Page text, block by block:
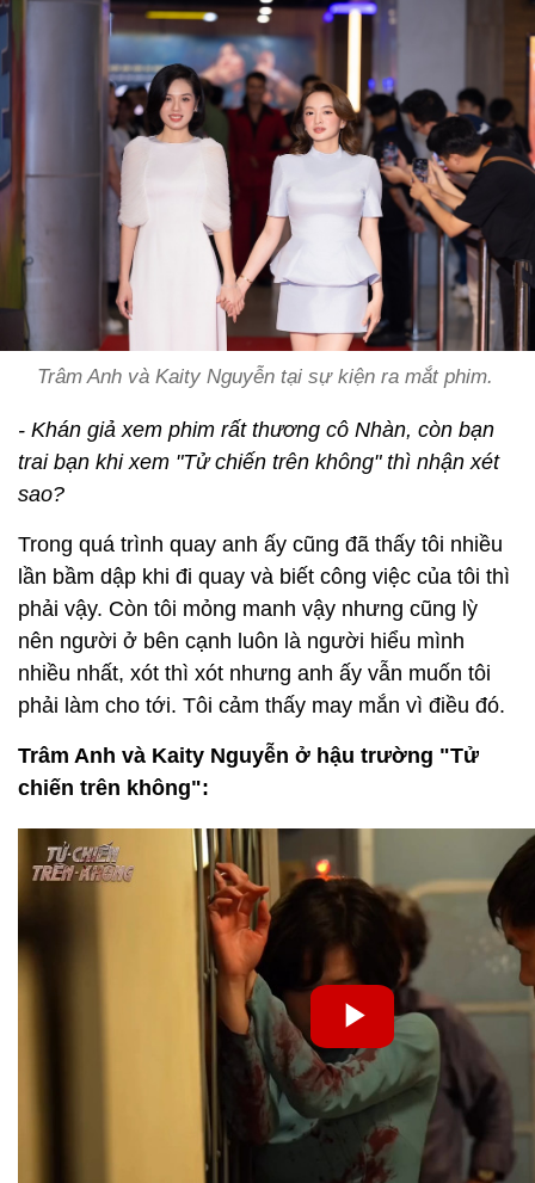
Trâm Anh và Kaity Nguyễn tại sự kiện ra mắt phim.
- Khán giả xem phim rất thương cô Nhàn, còn bạn
trai bạn khi xem "Tử chiến trên không" thì nhận xét
sao?
Trong quá trình quay anh ấy cũng đã thấy tôi nhiều
lần bầm dập khi đi quay và biết công việc của tôi thì
phải vậy. Còn tôi mỏng manh vậy nhưng cũng lỳ
nên người ở bên cạnh luôn là người hiểu mình
nhiều nhất, xót thì xót nhưng anh ấy vẫn muốn tôi
phải làm cho tới. Tôi cảm thấy may mắn vì điều đó.
Trâm Anh và Kaity Nguyễn ở hậu trường "Tử
chiến trên không":